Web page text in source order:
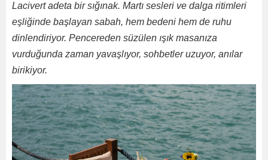
Lacivert adeta bir sığınak. Martı sesleri ve dalga ritimleri
eşliğinde başlayan sabah, hem bedeni hem de ruhu
dinlendiriyor. Pencereden süzülen ışık masanıza
vurduğunda zaman yavaşlıyor, sohbetler uzuyor, anılar
birikiyor.